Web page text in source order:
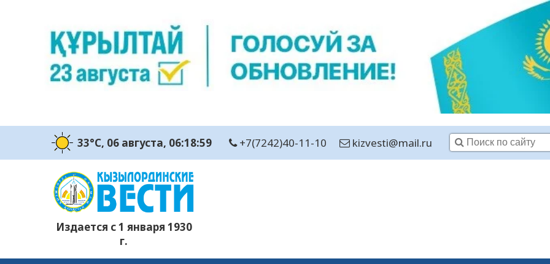
33°C, 06 августа, 06:18:59 +7(7242)40-11-10 kizvesti@mail.ru
Издается с 1 января 1930
г.